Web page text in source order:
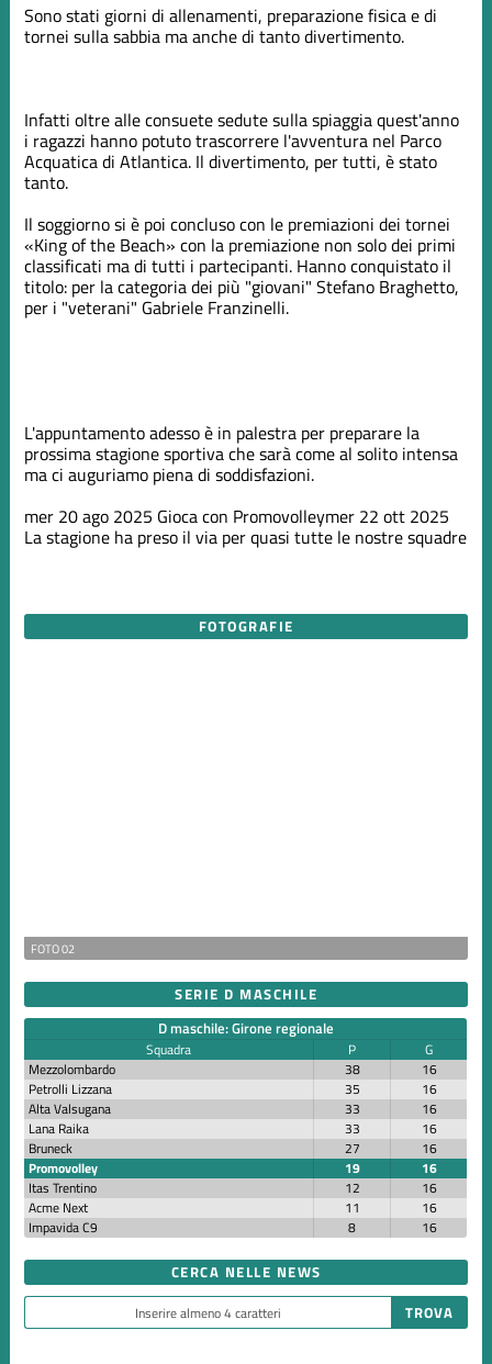
Sono stati giorni di allenamenti, preparazione fisica e di
tornei sulla sabbia ma anche di tanto divertimento.
Infatti oltre alle consuete sedute sulla spiaggia quest'anno
i ragazzi hanno potuto trascorrere l'avventura nel Parco
Acquatica di Atlantica. Il divertimento, per tutti, è stato
tanto.
Il soggiorno si è poi concluso con le premiazioni dei tornei
«King of the Beach» con la premiazione non solo dei primi
classificati ma di tutti i partecipanti. Hanno conquistato il
titolo: per la categoria dei più "giovani" Stefano Braghetto,
per i "veterani" Gabriele Franzinelli.
L'appuntamento adesso è in palestra per preparare la
prossima stagione sportiva che sarà come al solito intensa
ma ci auguriamo piena di soddisfazioni.
mer 20 ago 2025 Gioca con Promovolleymer 22 ott 2025
La stagione ha preso il via per quasi tutte le nostre squadre
FOTOGRAFIE
FOTO 02
SERIE D MASCHILE
D maschile: Girone regionale
Squadra P
G
Mezzolombardo
38
16
Petrolli Lizzana
35
16
Alta Valsugana
33
16
Lana Raika
33
16
Bruneck
27
16
Promovolley
19
16
Itas Trentino
12
16
Acme Next
11
16
Impavida C9
8 16
CERCA NELLE NEWS